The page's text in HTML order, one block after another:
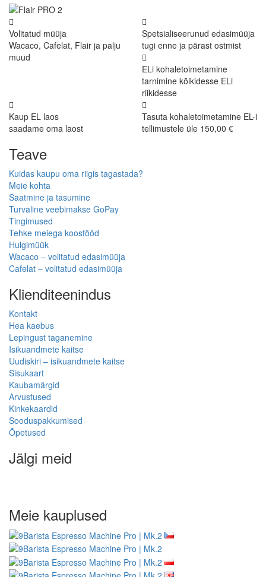
Volitatud müüja
Wacaco, Cafelat, Flair ja palju
muud
Spetsialiseerunud edasimüüja
tugi enne ja pärast ostmist
ELi kohaletoimetamine
tarnimine kõikidesse ELi
riikidesse
Kaup EL laos
saadame oma laost
Tasuta kohaletoimetamine EL-i
tellimustele üle 150,00 €
Teave
Kuidas kaupu oma riigis tagastada?
Meie kohta
Saatmine ja tasumine
Turvaline veebimakse GoPay
Tingimused
Tehke meiega koostööd
Hulgimüük
Wacaco – volitatud edasimüüja
Cafelat – volitatud edasimüüja
Klienditeenindus
Kontakt
Hea kaebus
Lepingust taganemine
Isikuandmete kaitse
Uudiskiri – isikuandmete kaitse
Sisukaart
Kaubamärgid
Arvustused
Kinkekaardid
Sooduspakkumised
Õpetused
Jälgi meid
Meie kauplused